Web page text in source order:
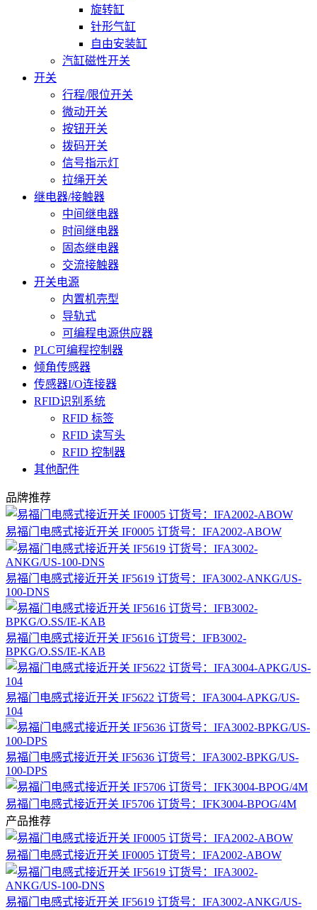
旋转缸
针形气缸
自由安装缸
汽缸磁性开关
开关
行程/限位开关
微动开关
按钮开关
拨码开关
信号指示灯
拉绳开关
继电器/接触器
中间继电器
时间继电器
固态继电器
交流接触器
开关电源
内置机壳型
导轨式
可编程电源供应器
PLC可编程控制器
倾角传感器
传感器I/O连接器
RFID识别系统
RFID 标签
RFID 读写头
RFID 控制器
其他配件
品牌推荐
易福门电感式接近开关 IF0005 订货号：IFA2002-ABOW
易福门电感式接近开关 IF5619 订货号：IFA3002-ANKG/US-
100-DNS
易福门电感式接近开关 IF5616 订货号：IFB3002-
BPKG/O.SS/IE-KAB
易福门电感式接近开关 IF5622 订货号：IFA3004-APKG/US-
104
易福门电感式接近开关 IF5636 订货号：IFA3002-BPKG/US-
100-DPS
易福门电感式接近开关 IF5706 订货号：IFK3004-BPOG/4M
产品推荐
易福门电感式接近开关 IF0005 订货号：IFA2002-ABOW
易福门电感式接近开关 IF5619 订货号：IFA3002-ANKG/US-